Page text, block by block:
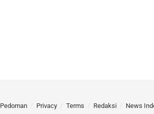
Pedoman Privacy Terms Redaksi News